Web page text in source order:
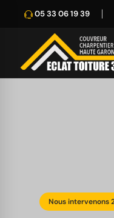
05 33 06 19 39
Nous intervenons